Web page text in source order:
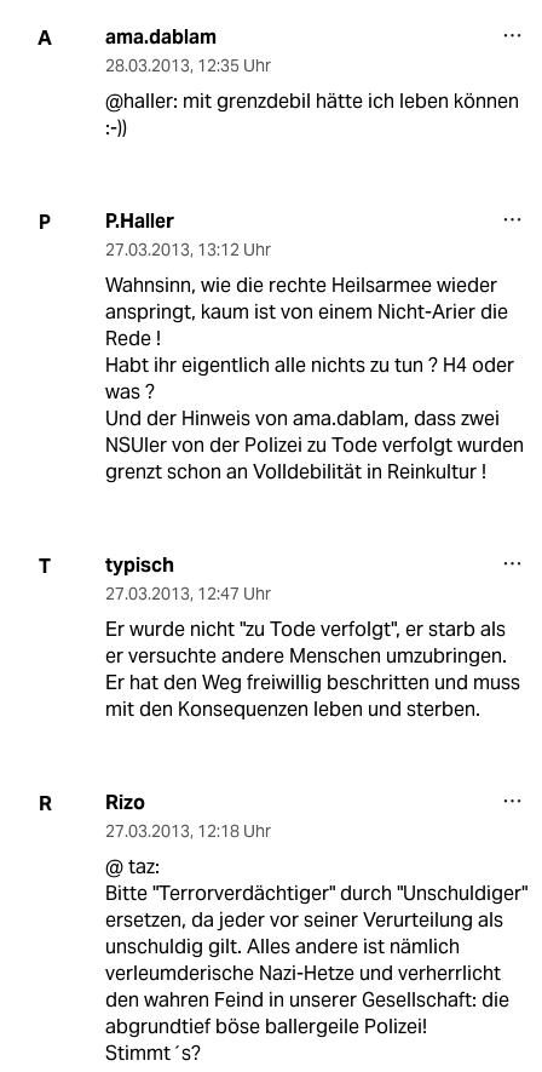
A ama.dablam
28.03.2013, 12:35 Uhr
@haller: mit grenzdebil hätte ich leben können
:-))
P P.Haller
27.03.2013, 13:12 Uhr
Wahnsinn, wie die rechte Heilsarmee wieder
anspringt, kaum ist von einem Nicht-Arier die
Rede !
Habt ihr eigentlich alle nichts zu tun ? H4 oder
was ?
Und der Hinweis von ama.dablam, dass zwei
NSUler von der Polizei zu Tode verfolgt wurden
grenzt schon an Volldebilität in Reinkultur !
T typisch
27.03.2013, 12:47 Uhr
Er wurde nicht "zu Tode verfolgt", er starb als
er versuchte andere Menschen umzubringen.
Er hat den Weg freiwillig beschritten und muss
mit den Konsequenzen leben und sterben.
R Rizo
27.03.2013, 12:18 Uhr
@ taz:
Bitte "Terrorverdächtiger" durch "Unschuldiger"
ersetzen, da jeder vor seiner Verurteilung als
unschuldig gilt. Alles andere ist nämlich
verleumderische Nazi-Hetze und verherrlicht
den wahren Feind in unserer Gesellschaft: die
abgrundtief böse ballergeile Polizei!
Stimmt´s?